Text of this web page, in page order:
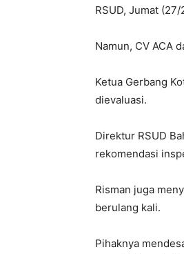
RSUD, Jumat
Namun, CV ACA
Ketua Gerbang
dievaluasi.
Direktur RSUD
rekomendasi
Risman juga
berulang kali.
Pihaknya